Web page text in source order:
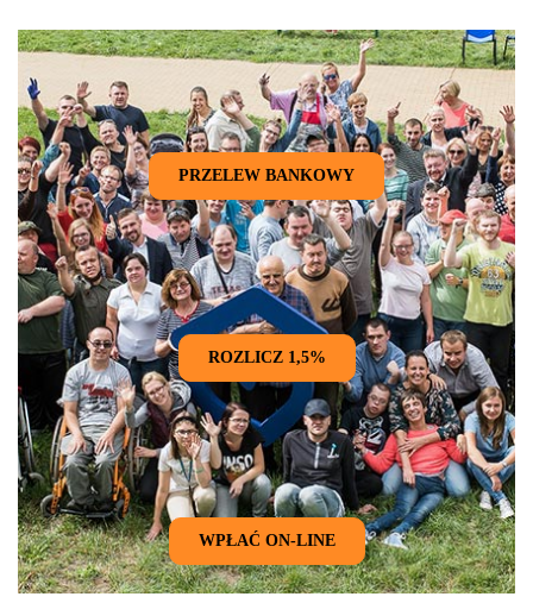
PRZELEW BANKOWY
ROZLICZ 1,5%
WPŁAĆ ON-LINE